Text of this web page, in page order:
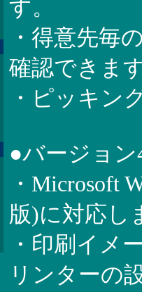
す。
・得意先毎
確認でき
・ピッキ
●バージョ
・Microsoft
版)に対応し
・印刷イメ
リンターの